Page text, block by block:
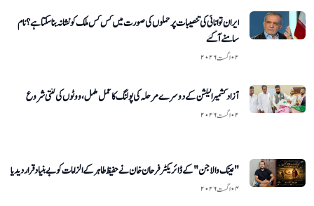
ایران توانائی کی تنصیبات پر حملوں کی صورت میں کس کس ملک کو نشانہ بناسکتا ہے؟ نام
سامنے آگئے
۰۲ اگست ۲۰۲۶
آزاد کشمیر الیکشن کے دوسرے مرحلہ کی پولنگ کا عمل مکمل، ووٹوں کی گنتی شروع
۰۲ اگست ۲۰۲۶
"عینک والا جن" کے ڈائریکٹر فرحان خان نے حفیظ طاہر کے الزامات کو بے بنیاد قرار دیدیا
۰۴ اگست ۲۰۲۶